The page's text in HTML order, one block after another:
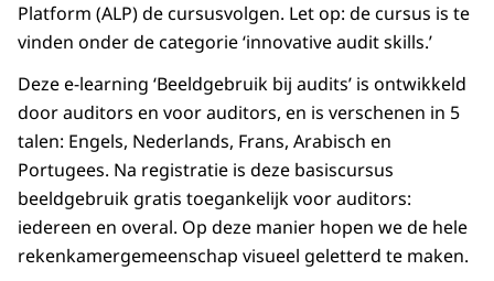
Platform (ALP) de cursusvolgen. Let op: de cursus is te
vinden onder de categorie ‘innovative audit skills.’
Deze e-learning ‘Beeldgebruik bij audits’ is ontwikkeld
door auditors en voor auditors, en is verschenen in 5
talen: Engels, Nederlands, Frans, Arabisch en
Portugees. Na registratie is deze basiscursus
beeldgebruik gratis toegankelijk voor auditors:
iedereen en overal. Op deze manier hopen we de hele
rekenkamergemeenschap visueel geletterd te maken.